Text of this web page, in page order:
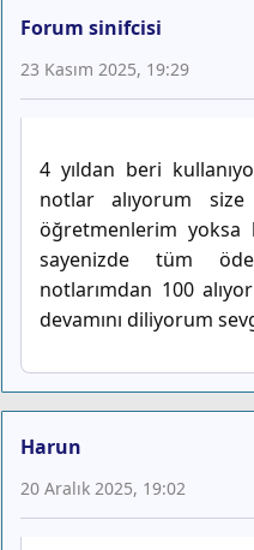
Forum sinifcisi
23 Kasım 2025, 19:29
4 yıldan beri
notlar alıyorum
öğretmenlerim
sayenizde tüm
notlarımdan 100
devamını diliyorum
Harun
20 Aralık 2025, 19:02